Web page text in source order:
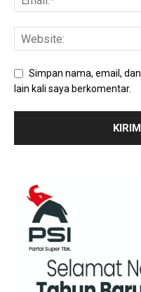
Simpan nama, email,
lain kali saya berkomentar.